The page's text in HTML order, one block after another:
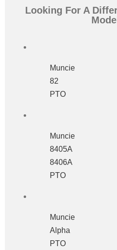
Looking For A
Muncie
82
PTO
Muncie
8405A
8406A
PTO
Muncie
Alpha
PTO